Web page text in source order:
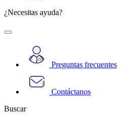
¿Necesitas ayuda?
Preguntas frecuentes
Contáctanos
Buscar